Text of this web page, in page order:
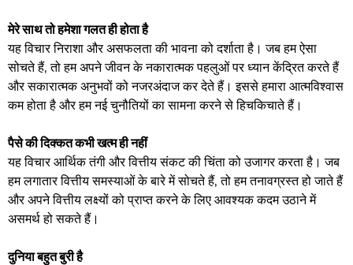
मेरे साथ तो हमेशा गलत ही होता है
यह विचार निराशा और असफलता की भावना को दर्शाता है। जब हम ऐसा
सोचते हैं, तो हम अपने जीवन के नकारात्मक पहलुओं पर ध्यान केंद्रित करते हैं
और सकारात्मक अनुभवों को नजरअंदाज कर देते हैं। इससे हमारा आत्मविश्वास
कम होता है और हम नई चुनौतियों का सामना करने से हिचकिचाते हैं।
पैसे की दिक्कत कभी खत्म ही नहीं
यह विचार आर्थिक तंगी और वित्तीय संकट की चिंता को उजागर करता है। जब
हम लगातार वित्तीय समस्याओं के बारे में सोचते हैं, तो हम तनावग्रस्त हो जाते हैं
और अपने वित्तीय लक्ष्यों को प्राप्त करने के लिए आवश्यक कदम उठाने में
असमर्थ हो सकते हैं।
दुनिया बहुत बुरी है